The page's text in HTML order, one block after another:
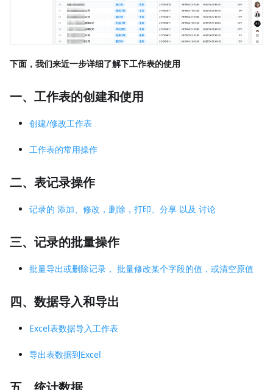
下面，我们来近一步详细了解下工作表的使用
一、工作表的创建和使用
创建/修改工作表
工作表的常用操作
二、表记录操作
记录的 添加、修改，删除，打印、分享 以及 讨论
三、记录的批量操作
批量导出或删除记录， 批量修改某个字段的值，或清空原值
四、数据导入和导出
Excel表数据导入工作表
导出表数据到Excel